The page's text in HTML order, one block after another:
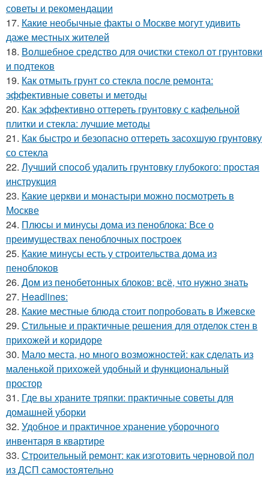
советы и рекомендации
17. Какие необычные факты о Москве могут удивить
даже местных жителей
18. Волшебное средство для очистки стекол от грунтовки
и подтеков
19. Как отмыть грунт со стекла после ремонта:
эффективные советы и методы
20. Как эффективно оттереть грунтовку с кафельной
плитки и стекла: лучшие методы
21. Как быстро и безопасно оттереть засохшую грунтовку
со стекла
22. Лучший способ удалить грунтовку глубокого: простая
инструкция
23. Какие церкви и монастыри можно посмотреть в
Москве
24. Плюсы и минусы дома из пеноблока: Все о
преимуществах пеноблочных построек
25. Какие минусы есть у строительства дома из
пеноблоков
26. Дом из пенобетонных блоков: всё, что нужно знать
27. Headlines:
28. Какие местные блюда стоит попробовать в Ижевске
29. Стильные и практичные решения для отделок стен в
прихожей и коридоре
30. Мало места, но много возможностей: как сделать из
маленькой прихожей удобный и функциональный
простор
31. Где вы храните тряпки: практичные советы для
домашней уборки
32. Удобное и практичное хранение уборочного
инвентаря в квартире
33. Строительный ремонт: как изготовить черновой пол
из ДСП самостоятельно